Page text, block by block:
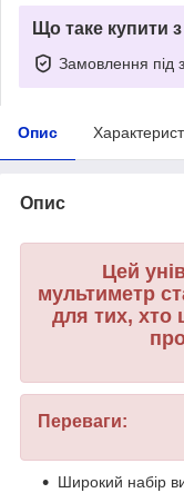
Що таке купити
Замовлення під
Опис
Опис
Цей
мультиметр
для тих, хто
Переваги:
Широкий набір